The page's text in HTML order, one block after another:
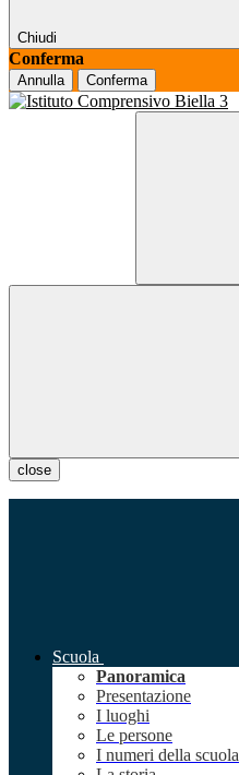
Chiudi
Conferma
Annulla Conferma
close
Scuola
Panoramica
Presentazione
I luoghi
Le persone
I numeri della scuola